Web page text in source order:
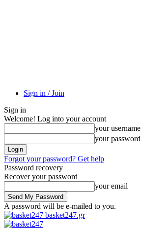
Sign in / Join
Sign in
Welcome! Log into your account
your username
your password
Forgot your password? Get help
Password recovery
Recover your password
your email
A password will be e-mailed to you.
basket247.gr